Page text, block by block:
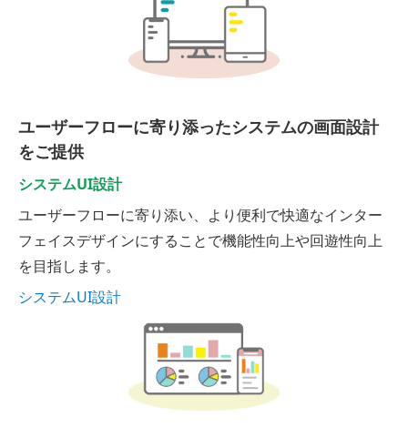
ユーザーフローに寄り添ったシステムの画面設計
をご提供
システムUI設計
ユーザーフローに寄り添い、より便利で快適なインター
フェイスデザインにすることで機能性向上や回遊性向上
を目指します。
システムUI設計